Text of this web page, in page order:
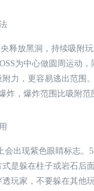
释放黑洞，持续吸附
为中心做圆周运动，
力，更容易逃出范围
炸，爆炸范围比吸附范
会出现紫色眼睛标志。
是躲在柱子或岩石后
玩家，不要躲在其他